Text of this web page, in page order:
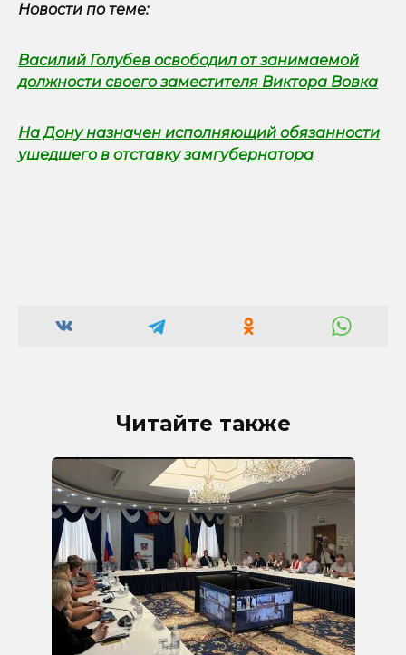
Новости по теме:
Василий Голубев освободил от занимаемой
должности своего заместителя Виктора Вовка
На Дону назначен исполняющий обязанности
ушедшего в отставку замгубернатора
Читайте также